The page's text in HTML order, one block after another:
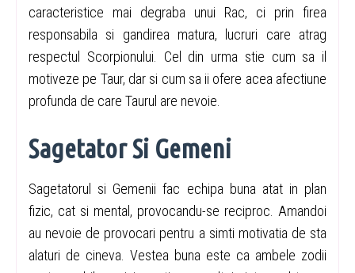
caracteristice mai degraba unui Rac, ci prin firea
responsabila si gandirea matura, lucruri care atrag
respectul Scorpionului. Cel din urma stie cum sa il
motiveze pe Taur, dar si cum sa ii ofere acea afectiune
profunda de care Taurul are nevoie.
Sagetator Si Gemeni
Sagetatorul si Gemenii fac echipa buna atat in plan
fizic, cat si mental, provocandu-se reciproc. Amandoi
au nevoie de provocari pentru a simti motivatia de sta
alaturi de cineva. Vestea buna este ca ambele zodii